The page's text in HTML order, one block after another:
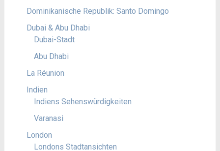
Dominikanische Republik: Santo Domingo
Dubai & Abu Dhabi
Dubai-Stadt
Abu Dhabi
La Réunion
Indien
Indiens Sehenswürdigkeiten
Varanasi
London
Londons Stadtansichten